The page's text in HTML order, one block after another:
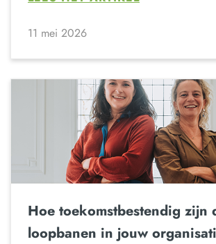
11 mei 2026
Hoe toekomstbestendig zijn
loopbanen in jouw